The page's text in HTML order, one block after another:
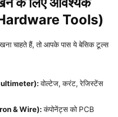
Tools)
चाहते हैं, तो आपके पास ये बेसिक टूल्स
वोल्टेज, करंट, रेजिस्टेंस
& Wire):कंपोनेंट्स को PCB